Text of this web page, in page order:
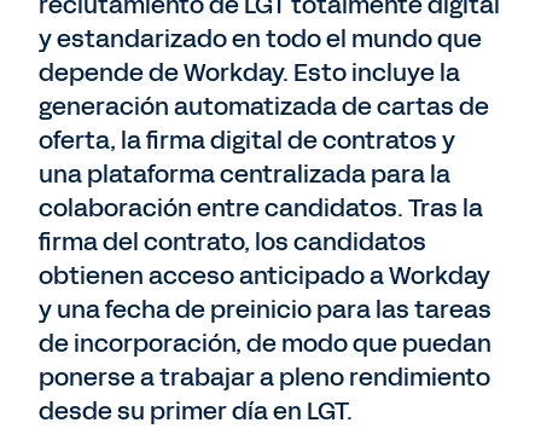
y estandarizado en todo el mundo que
depende de Workday. Esto incluye la
generación automatizada de cartas de
oferta, la firma digital de contratos y
una plataforma centralizada para la
colaboración entre candidatos. Tras la
firma del contrato, los candidatos
obtienen acceso anticipado a Workday
y una fecha de preinicio para las tareas
de incorporación, de modo que puedan
ponerse a trabajar a pleno rendimiento
desde su primer día en LGT.